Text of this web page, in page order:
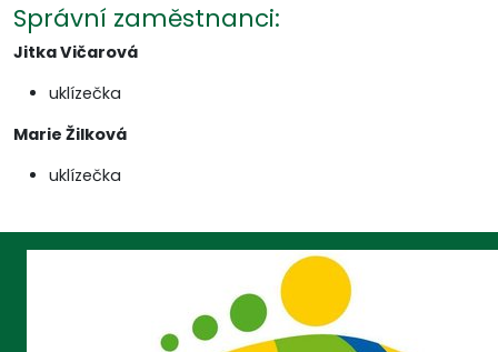
Správní zaměstnanci:
Jitka Vičarová
uklízečka
Marie Žilková
uklízečka